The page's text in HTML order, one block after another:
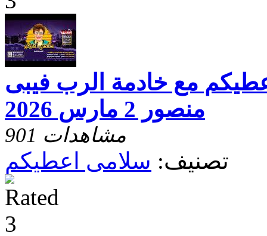
مع خادمة الرب فيبى
منصور 2 مارس 2026
901 مشاهدات
تصنيف: سلامى اعطيكم